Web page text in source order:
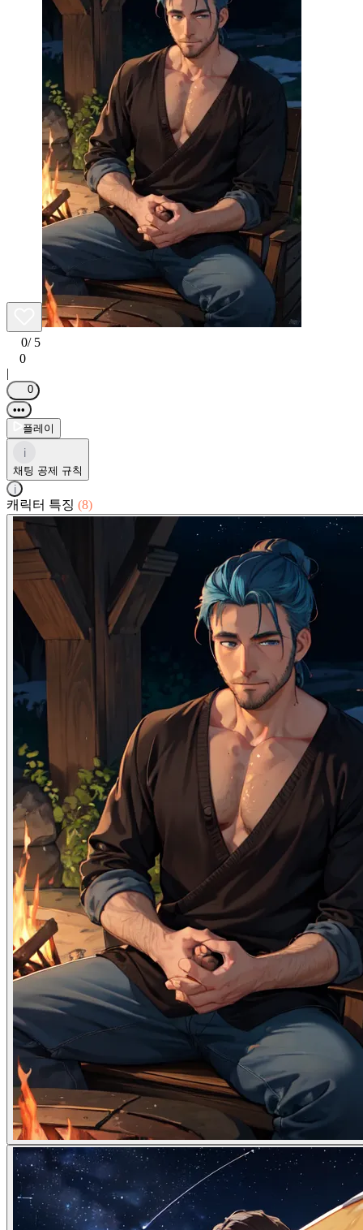
0/ 5
0
|
0
•••
플레이
i
채팅 공제 규칙
i
캐릭터 특징 (8)